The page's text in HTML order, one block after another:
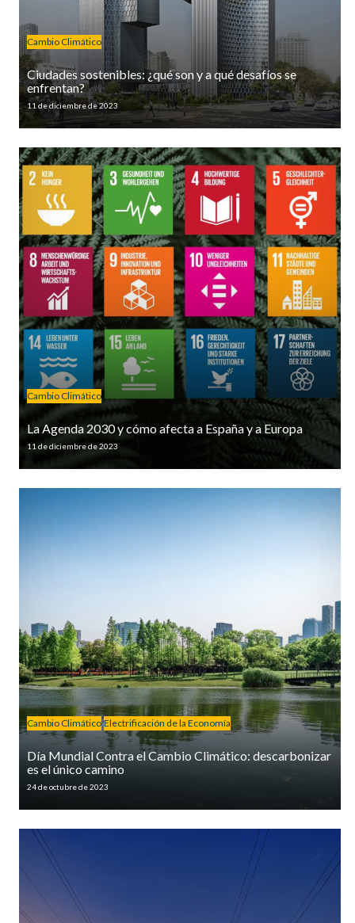
Cambio Climático
Ciudades sostenibles: ¿qué son y a qué desafíos se
enfrentan?
11 de diciembre de 2023
Cambio Climático
La Agenda 2030 y cómo afecta a España y a Europa
11 de diciembre de 2023
Cambio Climático Electrificación de la Economía
Día Mundial Contra el Cambio Climático: descarbonizar
es el único camino
24 de octubre de 2023